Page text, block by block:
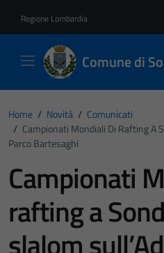
Regione Lombardia
Comune di
Home / Novità / Comunicati
/ Campionati Mondiali Di Rafting A
Parco Bartesaghi
Campionati
rafting a